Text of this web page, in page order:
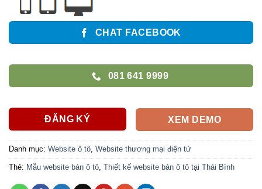
CHAT FACEBOOK
081 641 9999
ĐĂNG KÝ XEM DEMO
Danh mục: Website ô tô Website thương mại điện tử
Thẻ: Mẫu website bán ô tô Thiết kế website bán ô tô tại Thái Bình